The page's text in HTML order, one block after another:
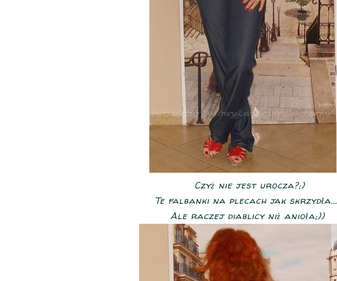
Czyż nie jest urocza?;)
Te falbanki na plecach jak skrzydła...
Ale raczej diablicy niż anioła;))